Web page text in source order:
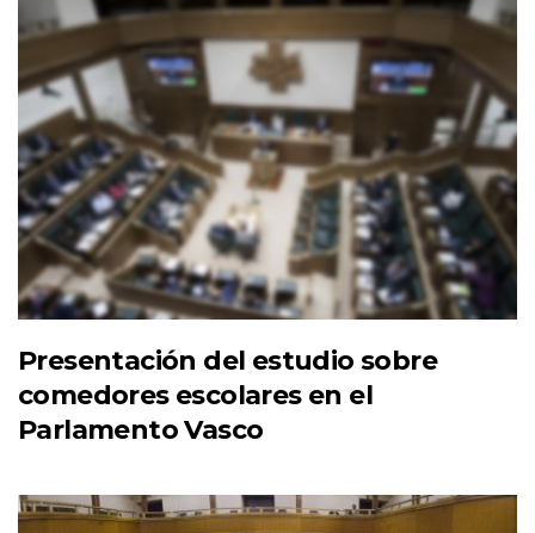
Presentación del estudio sobre
comedores escolares en el
Parlamento Vasco